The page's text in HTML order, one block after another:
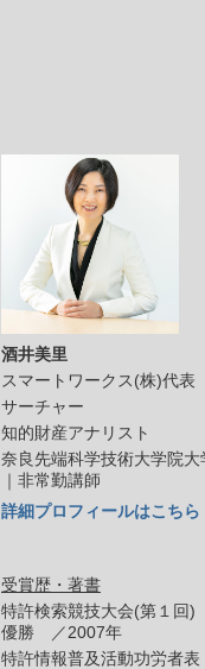
酒井美里
スマートワークス(株)代表
サーチャー
知的財産アナリスト
奈良先端科学技術大学院大
｜非常勤講師
詳細プロフィールはこちら
受賞歴・著書
特許検索競技大会(第１回)
優勝 ／2007年
特許情報普及活動功労者表